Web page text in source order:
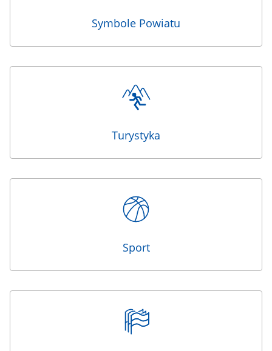
Symbole Powiatu
Turystyka
Sport